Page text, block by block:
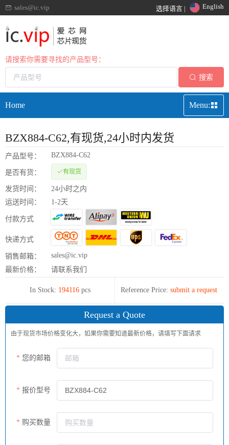
sales@ic.vip 选择语言 | English
请搜索你需要寻找的产品型号：
搜索
Home Menu:
BZX884-C62,有现货,24小时内发货
产品型号： BZX884-C62
是否有货： 有现货
发货时间：
24小时之内
运送时间：
1-2天
付款方式
快递方式
销售邮箱：
sales@ic.vip
最新价格：
请联系我们
In Stock: 194116 pcs Reference Price: submit a request
Request a Quote
由于现货市场价格变化大，如果你需要知道最新价格，请填写下面请求
您的邮箱
报价型号
购买数量